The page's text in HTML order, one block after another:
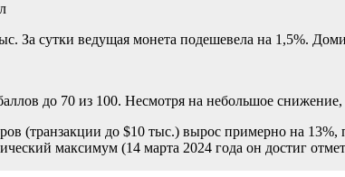
За сутки ведущая монета подешевела на 1,5%.
до 70 из 100. Несмотря на небольшое
(транзакции до $10 тыс.) вырос примерно на
максимум (14 марта 2024 года он достиг